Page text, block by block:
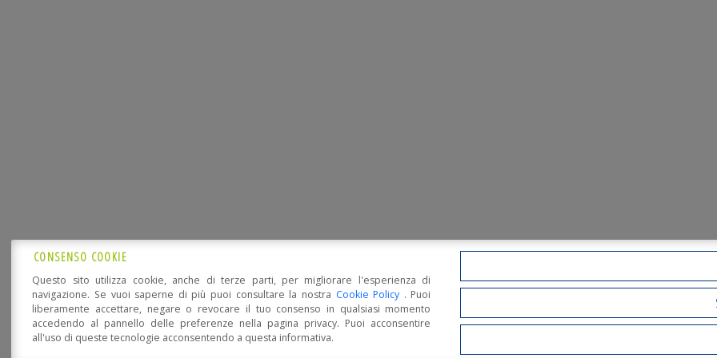
CONSENSO COOKIE
Questo sito utilizza cookie, anche di terze parti, per migliorare l'esperienza di
navigazione. Se vuoi saperne di più puoi consultare la nostra Cookie Policy . Puoi
liberamente accettare, negare o revocare il tuo consenso in qualsiasi momento
accedendo al pannello delle preferenze nella pagina privacy. Puoi acconsentire
all'uso di queste tecnologie acconsentendo a questa informativa.